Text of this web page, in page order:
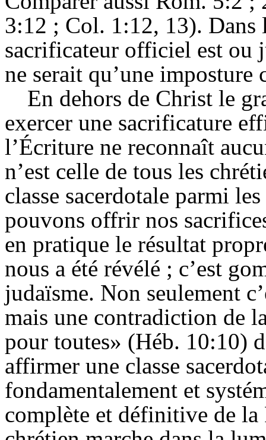
3:12 ; Col. 1:12, 13). Dans
sacrificateur officiel est ou
ne serait qu’une imposture
En dehors de Christ le
exercer une sacrificature
l’Écriture ne reconnaît
n’est celle de tous les
classe sacerdotale parmi
pouvons offrir nos
en pratique le résultat
nous a été révélé ; c’est
judaïsme. Non seulement
mais une contradiction de
pour toutes» (Héb. 10:10)
affirmer une classe
fondamentalement et
complète et définitive de